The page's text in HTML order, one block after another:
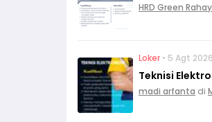
HRD Green
Loker • 5 Agt 2026
Teknisi
madi arfanta di